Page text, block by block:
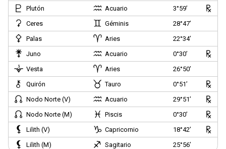
Plutón
Acuario
3°59’
Ceres
Géminis
28°47’
Palas
Aries
22°34’
Juno
Acuario
0°30’
Vesta
Aries
26°50’
Quirón
Tauro
0°51’
Nodo Norte (V)
Acuario
29°51’
Nodo Norte (M)
Piscis
0°30’
Lilith (V)
Capricornio
18°42’
Lilith (M)
Sagitario 25°56’